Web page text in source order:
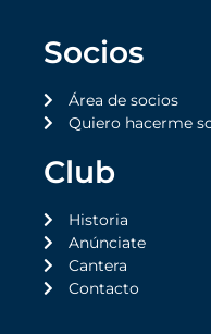
Socios
Área de socios
Quiero hacerme
Club
Historia
Anúnciate
Cantera
Contacto